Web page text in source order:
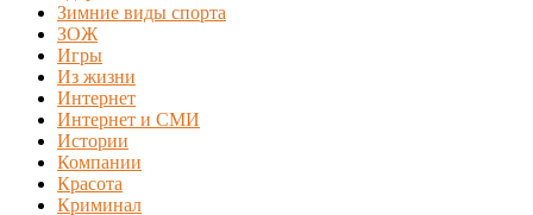
Зимние виды спорта
ЗОЖ
Игры
Из жизни
Интернет
Интернет и СМИ
Истории
Компании
Красота
Криминал